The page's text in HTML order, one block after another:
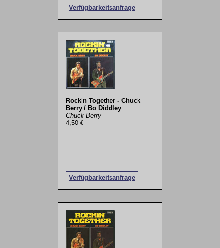
Verfügbarkeitsanfrage
Rockin Together - Chuck
Berry / Bo Diddley
Chuck Berry
4,50 €
Verfügbarkeitsanfrage